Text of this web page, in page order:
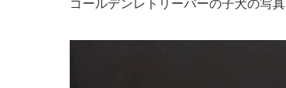
ゴールデンレトリーバーの子犬の写真